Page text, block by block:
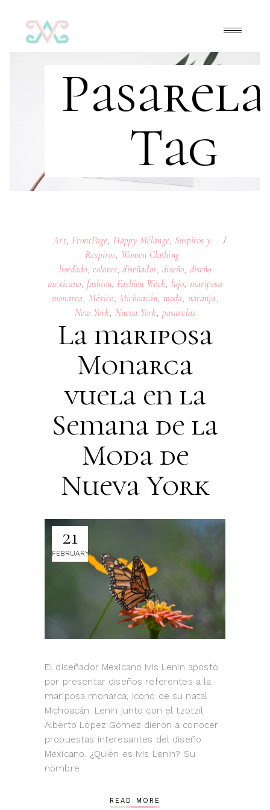
Tag
Art, FrontPage Happy Mélange ,Suspiros y
Respiros Women Clothing
bordado colores ,diseñador,diseño diseño
mexicano fashion, Fashion Week lujo mariposa
monarca México Michoacán moda naranja
New York Nueva York pasarelas
La mariposa
Monarca
vuela en la
Semana de la
Moda de
Nueva York
21
FEBRUARY
El diseñador Mexicano Ivis Lenin apostó
por presentar diseños referentes a la
mariposa monarca, icono de su natal
Michoacán. Lenin junto con el tzotzil
Alberto López Gómez dieron a conocer
propuestas interesantes del diseño
Mexicano. ¿Quién es Ivis Lenin? Su
nombre
READ MORE